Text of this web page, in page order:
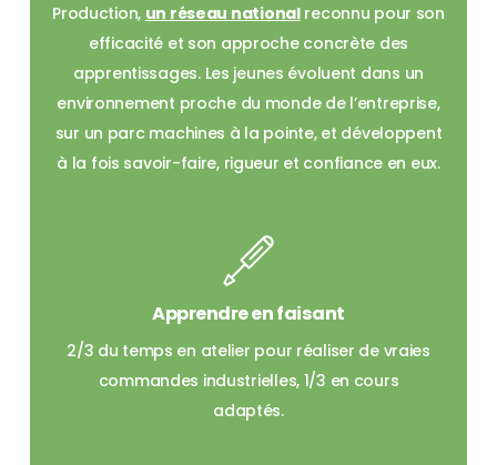
Production, un réseau nationalreconnu pour son
efficacité et son approche concrète des
apprentissages. Les jeunes évoluent dans un
environnement proche du monde de l’entreprise,
sur un parc machines à la pointe, et développent
à la fois savoir-faire, rigueur et confiance en eux.
Apprendre en faisant
2/3 du temps en atelier pour réaliser de vraies
commandes industrielles, 1/3 en cours
adaptés.